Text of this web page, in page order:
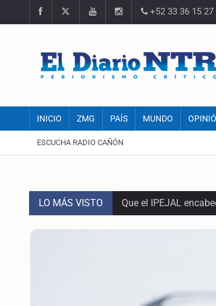
+52 33 36 15 27
INICIO ZMG PAÍS MUNDO
ESCUCHA RADIO CAÑÓN
LO MÁS VISTO Que el IPEJAL
Critican inoperancia
Ex policía es
Vecinos de Mirador